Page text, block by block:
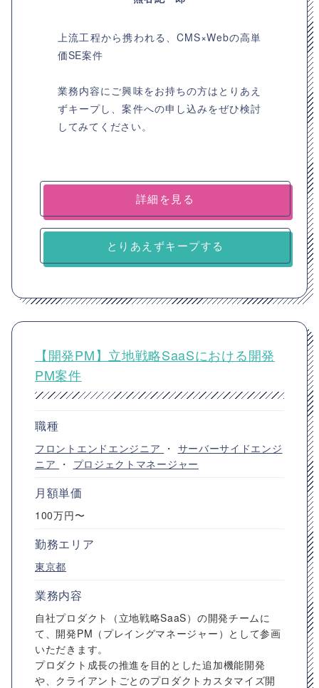
上流工程から携われる、CMS×Webの高単
価SE案件
業務内容にご興味をお持ちの方はとりあえ
ずキープし、案件への申し込みをぜひ検討
してみてください。
詳細を見る
とりあえずキープする
【開発PM】立地戦略SaaSにおける開発
PM案件
職種
フロントエンドエンジニア ・ サーバーサイドエンジ
ニア ・ プロジェクトマネージャー
月額単価
100万円〜
勤務エリア
東京都
業務内容
自社プロダクト（立地戦略SaaS）の開発チームに
て、開発PM（プレイングマネージャー）として参画
いただきます。
プロダクト成長の推進を目的とした追加機能開発
や、クライアントごとのプロダクトカスタマイズ開